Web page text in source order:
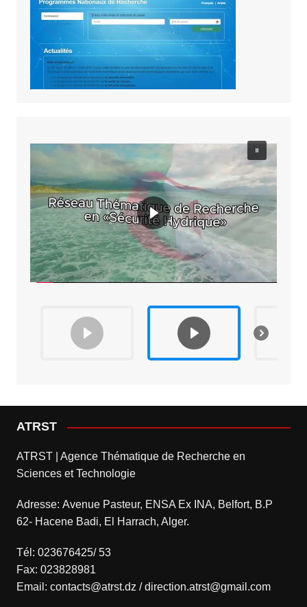
ATRST
ATRST | Agence Thématique de Recherche en
Sciences et Technologie
Adresse: Avenue Pasteur, ENSA Ex INA, Belfort, B.P
62- Hacene Badi, El Harrach, Alger.
Tél: 023676425/ 53
Fax: 023828981
Email: contacts@atrst.dz / direction.atrst@gmail.com